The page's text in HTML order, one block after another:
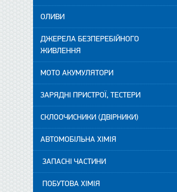
ОЛИВИ
ДЖЕРЕЛА БЕЗПЕРЕБІЙНОГО
ЖИВЛЕННЯ
МОТО АКУМУЛЯТОРИ
ЗАРЯДНІ ПРИСТРОЇ, ТЕСТЕРИ
СКЛООЧИСНИКИ (ДВІРНИКИ)
АВТОМОБІЛЬНА ХІМІЯ
ЗАПАСНІ ЧАСТИНИ
ПОБУТОВА ХІМІЯ